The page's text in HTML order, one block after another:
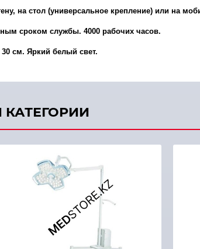
на стол (универсальное крепление) или на
сроком службы. 4000 рабочих часов.
см. Яркий белый свет.